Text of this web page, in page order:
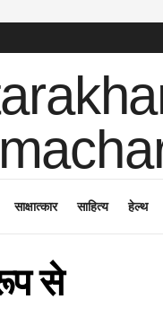
साक्षात्कार साहित्य हेल्थ
से